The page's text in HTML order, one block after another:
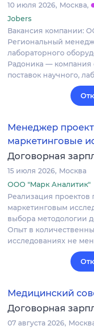
10 июля 2026 Москва
Jobers
Вакансия
Региональный
лабораторного
Радоника — компания
поставок научного,
Менеджер
маркетинговые
Договорная
15 июля 2026 Москва
ООО "Марк Аналитик"
Реализация
маркетинговым
выбора методологии
Опыт в
исследованиях не
Медицинский
Договорная
07 августа 2026